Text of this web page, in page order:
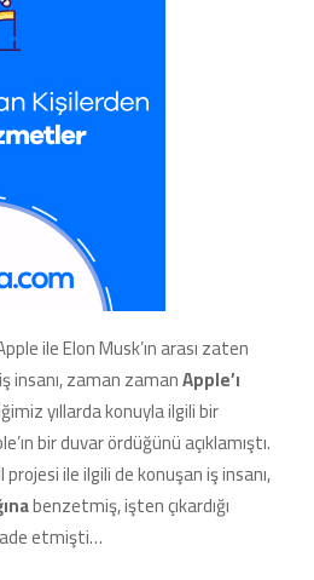
ile Elon Musk’ın arası zaten
insanı, zaman zamanApple’ı
yıllarda konuyla ilgili bir
bir duvar ördüğünü açıklamıştı.
ile ilgili de konuşan iş insanı,
benzetmiş, işten çıkardığı
etmişti…